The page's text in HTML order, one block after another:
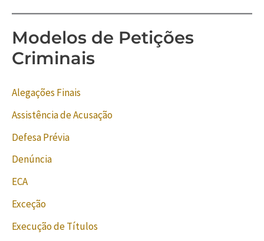
Modelos de Petições
Criminais
Alegações Finais
Assistência de Acusação
Defesa Prévia
Denúncia
ECA
Exceção
Execução de Títulos